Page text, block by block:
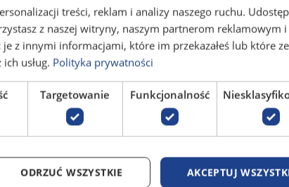
- 10 tygodni
Szafka Primo RTV PRTV107
- Biały
289,00zł 8 - 10
treści, reklam i analizy naszego ruchu.
z naszej witryny, naszym partnerom reklamowym i
je z innymi informacjami, które im przekazałeś lub które
usług. Polityka prywatności
Targetowanie Funkcjonalność
AKCEPTUJ
ODRZUĆ WSZYSTKIE